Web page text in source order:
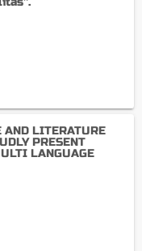
LITERATURE
PRESENT
LANGUAGE